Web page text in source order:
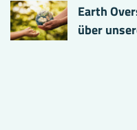
Earth
über